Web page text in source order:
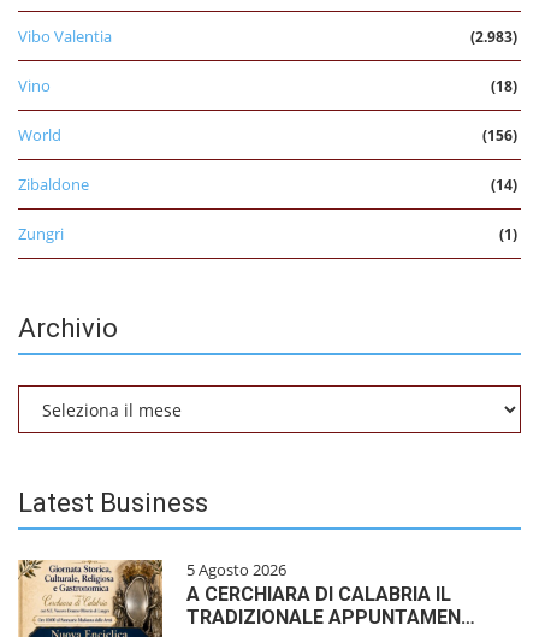
Vibo Valentia (2.983)
Vino (18)
World (156)
Zibaldone (14)
Zungri (1)
Archivio
Latest Business
5 Agosto 2026
A CERCHIARA DI CALABRIA IL
TRADIZIONALE APPUNTAMEN…